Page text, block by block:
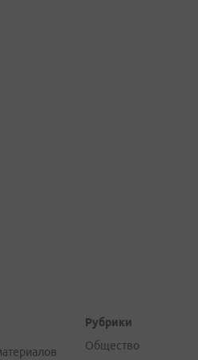
Рубрики
Общество